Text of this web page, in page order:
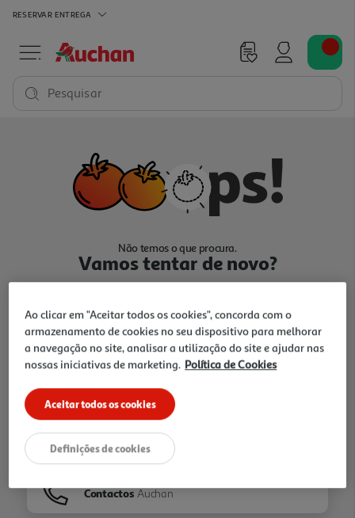
RESERVAR ENTREGA
Pesquisar
Não temos o que procura.
Vamos tentar de novo?
Ir para Homepage
Folhetos
Contactos Auchan
Ao clicar em "Aceitar todos os cookies", concorda com o
armazenamento de cookies no seu dispositivo para melhorar
a navegação no site, analisar a utilização do site e ajudar nas
nossas iniciativas de marketing. Política de Cookies
Aceitar todos os cookies
Definições de cookies